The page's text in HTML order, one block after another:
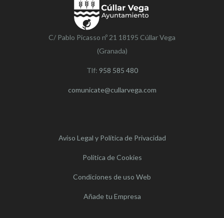
C/ Pablo Picasso nº 21 18195 Cúllar Vega
(Granada)
Tlf: 958 585 480
comunicate@cullarvega.com
Aviso Legal y Política de Privacidad
Política de Cookies
Condiciones de uso Web
Añade tu Empresa